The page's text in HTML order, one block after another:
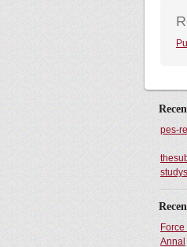
pes-
Annal